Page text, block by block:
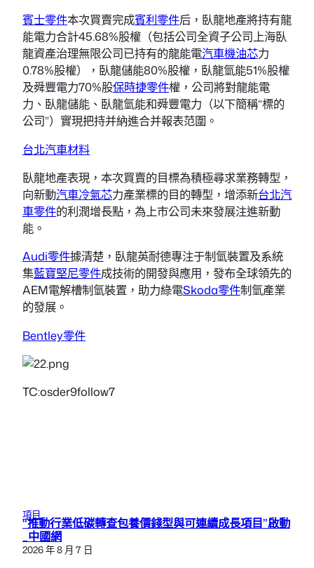
賓士零件本次買賣完成賓利零件后，臥龍地產將持有龍
能電力合計45.68%股權（包括公司全資子公司上海臥
龍資產治理無限公司已持有的龍能電汽車機油芯力
0.78%股權），臥龍儲能80%股權，臥龍氫能51%股權
及舜豐電力70%股保時捷零件權，公司將對龍能電
力、臥龍儲能、臥龍氫能和舜豐電力（以下簡稱“標的
公司”）實現把持并納進合并報表范圍。
台北汽車材料
臥龍地產表現，本次買賣的目標為積極尋求業務轉型，
向新動汽車冷氣芯力產業標的目的轉型，增添新台北汽
車零件的利潤增長點，為上市公司未來發展注進新動
能。
Audi零件據清楚，臥龍英耐德專注于制氫裝置及系統
集藍寶堅尼零件成技術的開發與應用，發布全球領先的
AEM電解槽制氫裝置，助力綠電Skoda零件制氫產業
的發展。
Bentley零件
TC:osder9follow7
項目
“推動行業低碳轉查包養價錢型與可連續成長項目”啟動
_中國網
2026 年 8 月 7 日